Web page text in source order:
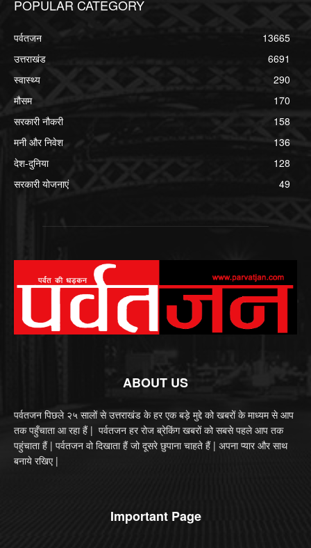
POPULAR CATEGORY
पर्वतजन
13665
उत्तराखंड
6691
स्वास्थ्य
290
मौसम
170
सरकारी नौकरी
158
मनी और निवेश
136
देश-दुनिया
128
सरकारी योजनाएं
49
ABOUT US
पर्वतजन पिछले २५ सालों से उत्तराखंड के हर एक बड़े मुद्दे को खबरों के माध्यम से आप
तक पहुँचाता आ रहा हैं | पर्वतजन हर रोज ब्रेकिंग खबरों को सबसे पहले आप तक
पहुंचाता हैं | पर्वतजन वो दिखाता हैं जो दूसरे छुपाना चाहते हैं | अपना प्यार और साथ
बनाये रखिए |
Important Page